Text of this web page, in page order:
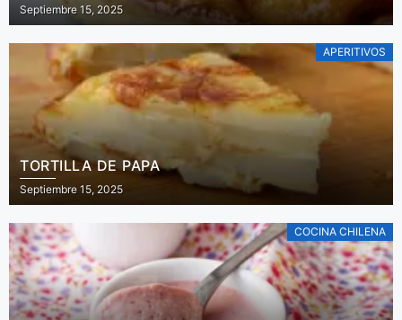
Septiembre 15, 2025
APERITIVOS
TORTILLA DE PAPA
Septiembre 15, 2025
COCINA CHILENA